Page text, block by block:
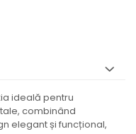
ideală pentru
combinând
elegant și funcțional,